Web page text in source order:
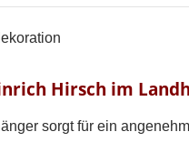
Hirsch im
sorgt für ein